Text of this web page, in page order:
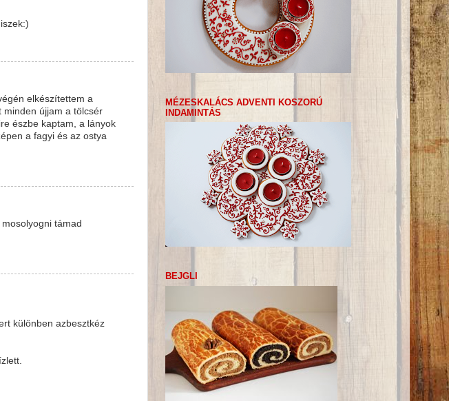
elkészítettem a
minden újjam a tölcsér
észbe kaptam, a lányok
a fagyi és az ostya
támad
különben azbesztkéz
MÉZESKALÁCS ADVENTI KOSZORÚ
INDAMINTÁS
BEJGLI